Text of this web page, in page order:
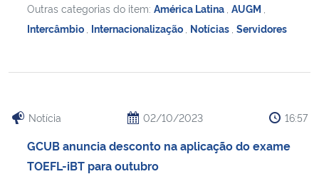
Outras categorias do item: América Latina AUGM
Intercâmbio Internacionalização Notícias Servidores
Notícia 02/10/2023 16:57
GCUB anuncia desconto na aplicação do exame
TOEFL-iBT para outubro